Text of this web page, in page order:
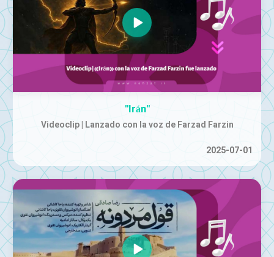
"Irán"
Videoclip | Lanzado con la voz de Farzad Farzin
2025-07-01